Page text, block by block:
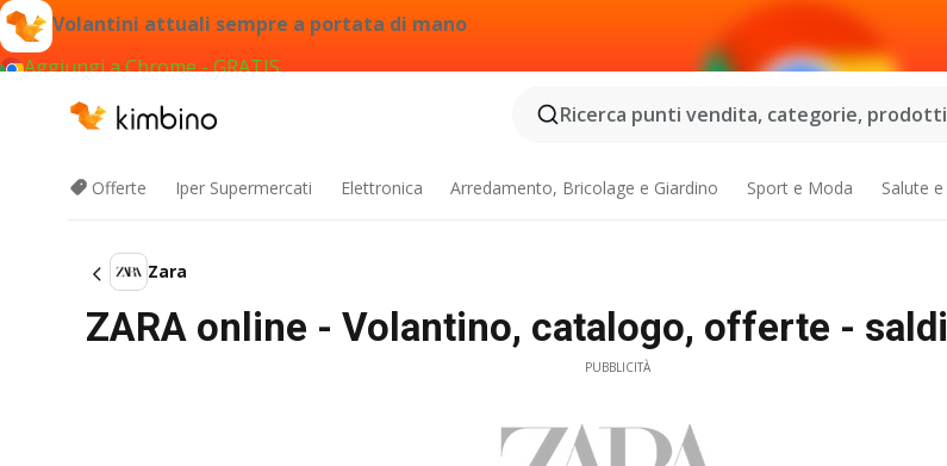
Volantini attuali sempre a portata di mano
Aggiungi a Chrome - GRATIS
Ricerca punti vendita, categorie,
Offerte Iper Supermercati Elettronica Arredamento, Bricolage e Giardino Sport e Moda Salute
Zara
ZARA online - Volantino, catalogo, offerte -
PUBBLICITÀ